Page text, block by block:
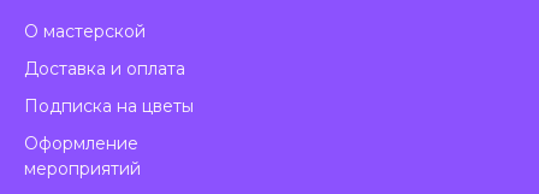
О мастерской
Доставка и оплата
Подписка на цветы
Оформление
мероприятий